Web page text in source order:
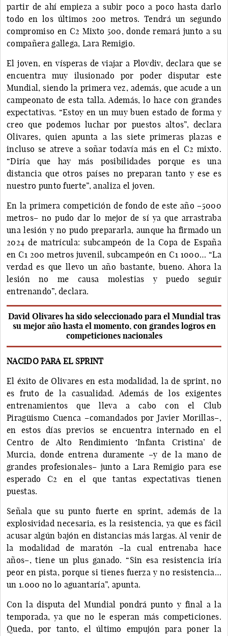
partir de ahí empieza a subir poco a poco hasta darlo
todo en los últimos 200 metros. Tendrá un segundo
compromiso en C2 Mixto 500, donde remará junto a su
compañera gallega, Lara Remigio.
El joven, en vísperas de viajar a Plovdiv, declara que se
encuentra muy ilusionado por poder disputar este
Mundial, siendo la primera vez, además, que acude a un
campeonato de esta talla. Además, lo hace con grandes
expectativas. “Estoy en un muy buen estado de forma y
creo que podemos luchar por puestos altos”, declara
Olivares, quien apunta a las siete primeras plazas e
incluso se atreve a soñar todavía más en el C2 mixto.
“Diría que hay más posibilidades porque es una
distancia que otros países no preparan tanto y ese es
nuestro punto fuerte”, analiza el joven.
En la primera competición de fondo de este año –5000
metros– no pudo dar lo mejor de sí ya que arrastraba
una lesión y no pudo prepararla, aunque ha firmado un
2024 de matrícula: subcampeón de la Copa de España
en C1 200 metros juvenil, subcampeón en C1 1000… “La
verdad es que llevo un año bastante, bueno. Ahora la
lesión no me causa molestias y puedo seguir
entrenando”, declara.
David Olivares ha sido seleccionado para el Mundial tras
su mejor año hasta el momento, con grandes logros en
competiciones nacionales
NACIDO PARA EL SPRINT
El éxito de Olivares en esta modalidad, la de sprint, no
es fruto de la casualidad. Además de los exigentes
entrenamientos que lleva a cabo con el Club
Piragüismo Cuenca –comandados por Javier Morillas–,
en estos días previos se encuentra internado en el
Centro de Alto Rendimiento ‘Infanta Cristina’ de
Murcia, donde entrena duramente –y de la mano de
grandes profesionales– junto a Lara Remigio para ese
esperado C2 en el que tantas expectativas tienen
puestas.
Señala que su punto fuerte en sprint, además de la
explosividad necesaria, es la resistencia, ya que es fácil
acusar algún bajón en distancias más largas. Al venir de
la modalidad de maratón –la cual entrenaba hace
años–, tiene un plus ganado. “Sin esa resistencia iría
peor en pista, porque si tienes fuerza y no resistencia…
un 1.000 no lo aguantaría”, apunta.
Con la disputa del Mundial pondrá punto y final a la
temporada, ya que no le esperan más competiciones.
Queda, por tanto, el último empujón para poner la